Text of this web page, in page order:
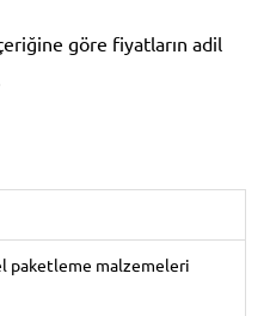
göre fiyatların adil
paketleme malzemeleri